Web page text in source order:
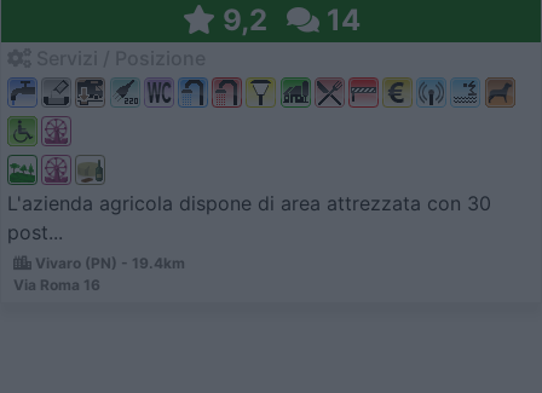
9,2 14
L'azienda agricola dispone di area attrezzata con 30
post...
Vivaro (PN) - 19.4km
Via Roma 16